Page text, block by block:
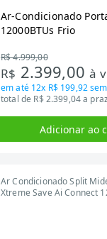
Ar-Condicionado
12000BTUs Frio
R$ 4.999,00
R$ 2.399,00à
em até 12x R$ 199,92
total de R$ 2.399,04 a
Adicionar ao
Ar Condicionado Split
Xtreme Save Ai Connect